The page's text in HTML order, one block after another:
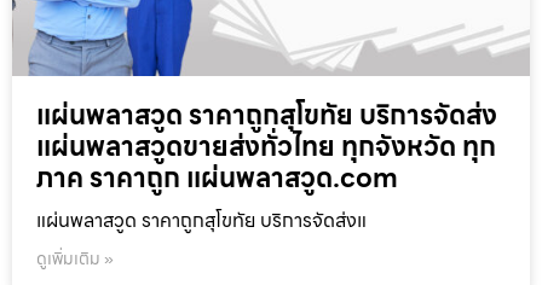
แผ่นพลาสวูด ราคาถูกสุโขทัย บริการจัดส่ง
แผ่นพลาสวูดขายส่งทั่วไทย ทุกจังหวัด ทุก
ภาค ราคาถูก แผ่นพลาสวูด.com
แผ่นพลาสวูด ราคาถูกสุโขทัย บริการจัดส่งแ
ดูเพิ่มเติม »